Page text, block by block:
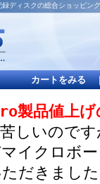
ディスクの総合ショッピン
カートをみる
製品値上
しいので
マイクロボ
だきまし